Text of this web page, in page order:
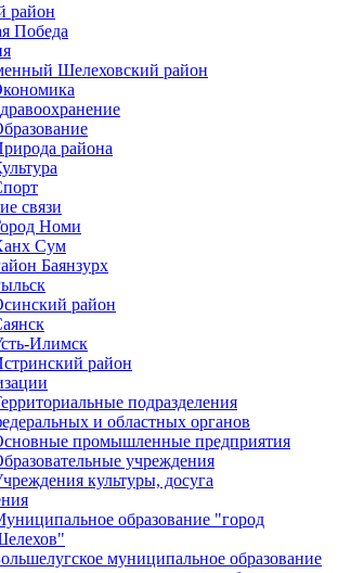
район
Победа
Шелеховский район
района
связи
Номи
Сум
Баянзурх
район
Илимск
район
подразделения
и областных органов
промышленные предприятия
учреждения
культуры, досуга
образование "город
муниципальное образование